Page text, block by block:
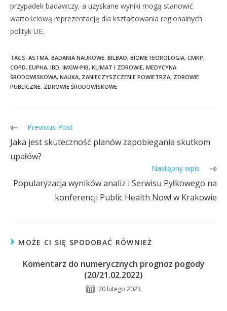
przypadek badawczy, a uzyskane wyniki mogą stanowić
wartościową reprezentację dla kształtowania regionalnych
polityk UE.
TAGS: ASTMA, BADANIA NAUKOWE, BILBAO, BIOMETEOROLOGIA, CMKP,
COPD, EUPHA, IBD, IMGW-PIB, KLIMAT I ZDROWIE, MEDYCYNA
ŚRODOWISKOWA, NAUKA, ZANIECZYSZCZENIE POWIETRZA, ZDROWIE
PUBLICZNE, ZDROWIE ŚRODOWISKOWE
Previous Post
Jaka jest skuteczność planów zapobiegania skutkom
upałów?
Następny wpis
Popularyzacja wyników analiz i Serwisu Pyłkowego na
konferencji Public Health Now! w Krakowie
MOŻE CI SIĘ SPODOBAĆ RÓWNIEŻ
Komentarz do numerycznych prognoz pogody
(20/21.02.2022)
20 lutego 2023